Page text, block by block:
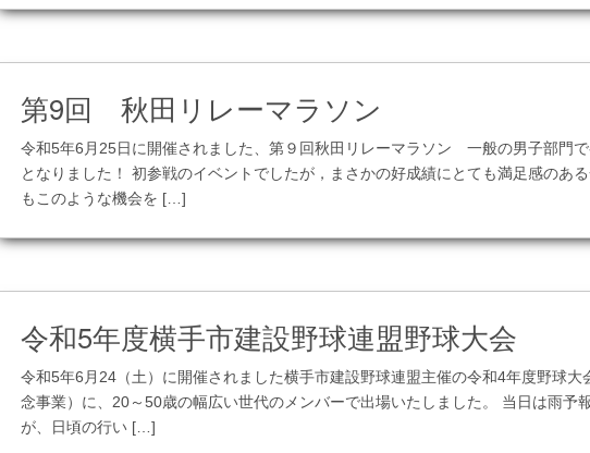
第9回 秋田リレーマラソン
令和5年6月25日に開催されました、第９回秋田リレーマラソン 一般の男子部門で
となりました！ 初参戦のイベントでしたが，まさかの好成績にとても満足感のあ
もこのような機会を […]
令和5年度横手市建設野球連盟野球大会
令和5年6月24（土）に開催されました横手市建設野球連盟主催の令和4年度野球大
念事業）に、20～50歳の幅広い世代のメンバーで出場いたしました。 当日は雨予
が、日頃の行い […]